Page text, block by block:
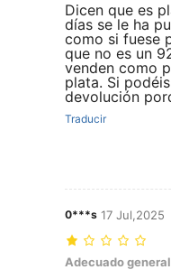
Dicen que es
días se le ha
como si fuese
que no es un
venden como
plata. Si
devolución
Traducir
0***s 17 Jul,2025
Adecuado general:
Adecuado